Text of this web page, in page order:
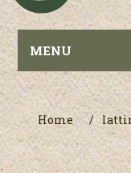
MENU
Home /